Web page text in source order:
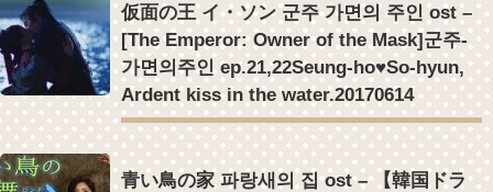
仮面の王 イ・ソン 군주 가면의 주인 ost –
[The Emperor: Owner of the Mask]군주-
가면의주인 ep.21,22Seung-ho♥So-hyun,
Ardent kiss in the water.20170614
青い鳥の家 파랑새의 집 ost – 【韓国ドラ